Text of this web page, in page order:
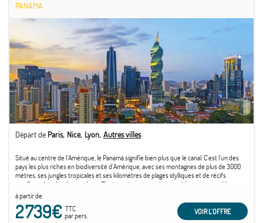
PANAMA
Départ de Paris Nice Lyon Autres villes
Situé au centre de l'Amérique, le Panamá signifie bien plus que le canal. C'est l'un des
pays les plus riches en biodiversité d'Amérique, avec ses montagnes de plus de 3000
mètres, ses jungles tropicales et ses kilomètres de plages idylliques et de récifs
coralliens dans les deux océans. C'est aussi un pays qui rassemble une incroyable
diversité de métissages : Latinos, Européens, Africains et Asiatiques ne côtoient pas
moins de sept groupes amérindiens, qui se distinguent tant par leurs modes de vie que
leurs traditions.
à partir de
2 739€TTC
par pers.
VOIR L'OFFRE